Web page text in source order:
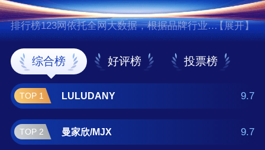
排行榜123网依托全网大数据，根据品牌行业评
级、口碑、销量等12项指标依据，评选出了弧
形椅套十大品牌排行榜，前十名分别是
LULUDANY、曼家欣/MJX、帛思绮、帕布、意
赞、努正、钟爱一生、美凡居/meifanj、温文
雅、品羡 。如果您正在查找弧形椅套什么牌子
好？那么本弧形椅套十大品牌榜单可供您作为
选购参考，我们致力于用最真实的数据提供弧
【展开】
综合榜 好评榜 投票榜
TOP 1 LULUDANY 9.7
TOP 2 曼家欣/MJX 9.7